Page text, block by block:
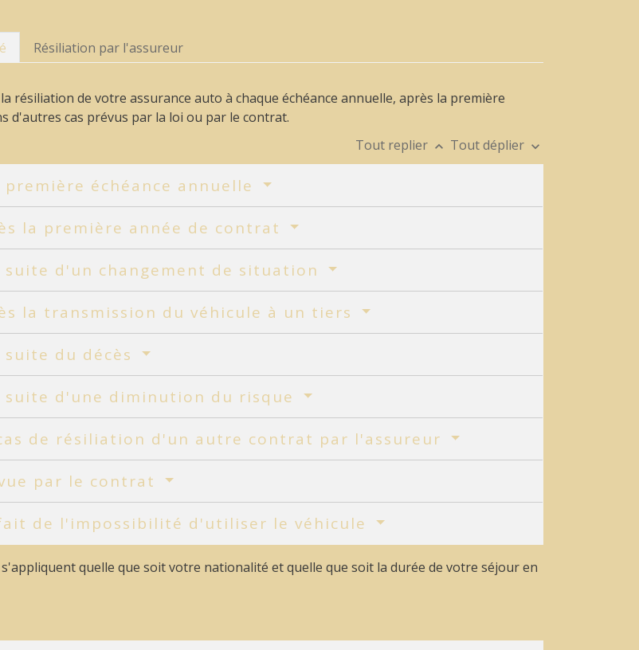
Résiliation par l'assureur
résiliation de votre assurance auto à chaque échéance annuelle, après la première
d'autres cas prévus par la loi ou par le contrat.
Tout replier keyboard_arrow_up Tout déplier keyboard_arrow_down
échéance annuelle
la première année de contrat
suite d'un changement de situation
la transmission du véhicule à un tiers
du décès
suite d'une diminution du risque
de résiliation d'un autre contrat par l'assureur
par le contrat
de l'impossibilité d'utiliser le véhicule
quelle que soit votre nationalité et quelle que soit la durée de votre séjour en